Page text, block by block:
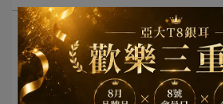
最新活動消息
網紅部落客推薦
亞大T8銀耳報導